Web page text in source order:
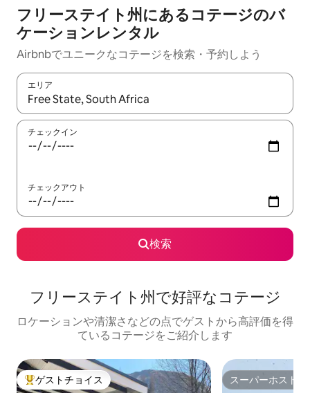
フリーステイト州にあるコテージのバ
ケーションレンタル
Airbnbでユニークなコテージを検索・予約しよう
エリア
検索結果が表示されたら、上下の矢印キーを使って移動するか
チェックイン
チェックアウト
検索
フリーステイト州で好評なコテージ
ロケーションや清潔さなどの点でゲストから高評価を得
ているコテージをご紹介します
大好評のゲストチョイスです。
ゲストチョイス スーパーホスト
スーパーホスト